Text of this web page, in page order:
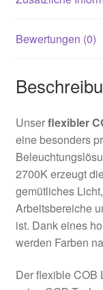
Bewertungen (0)
Unserflexibler
eine besonders
2700K erzeugt
gemütliches
Arbeitsbereiche
ist. Dank eines
werden Farben
Der flexible COB